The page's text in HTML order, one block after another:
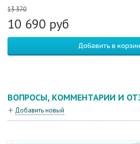
13 370
10 690 руб
ВОПРОСЫ, КОММЕНТАРИИ И
Добавить новый